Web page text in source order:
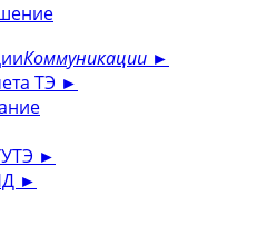
Коммуникации ►
ТЭ ►
►
►